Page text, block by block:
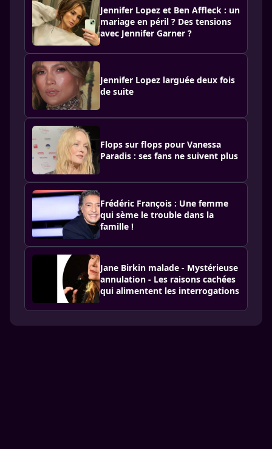
Jennifer Lopez et Ben Affleck : un
mariage en péril ? Des tensions
avec Jennifer Garner ?
Jennifer Lopez larguée deux fois
de suite
Flops sur flops pour Vanessa
Paradis : ses fans ne suivent plus
Frédéric François : Une femme
qui sème le trouble dans la
famille !
Jane Birkin malade - Mystérieuse
annulation - Les raisons cachées
qui alimentent les interrogations